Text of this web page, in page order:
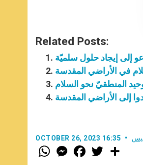
Related Posts:
إلى إيجاد حلول سلميّة
في الأراضي المقدسة
المنطقيّ نحو السلام
إلى الأراضي المقدسة
OCTOBER 26, 2023 16:35
W
h
M
e
F
a w